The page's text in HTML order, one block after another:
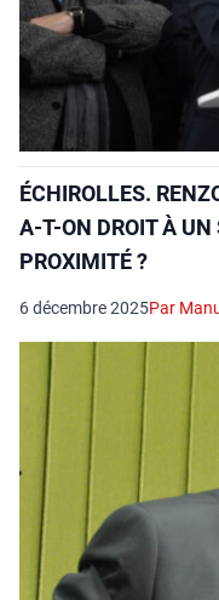
ÉCHIROLLES.
A‑T-ON DROIT À
PROXIMITÉ ?
6 décembre 2025Par